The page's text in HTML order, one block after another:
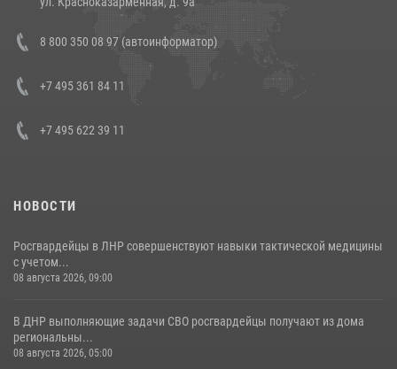
Состоялась рабочая встреча директора Росгвардии Героя России
генерала армии Виктора Золотова с заместителем полномочного
представителя Президента Российской Федерации в Северо-
Кавказском федеральном округе Виталием Кузнецовым
8 800 350 08 97 (автоинформатор)
+7 495 361 84 11
+7 495 622 39 11
НОВОСТИ
Росгвардейцы в ЛНР совершенствуют навыки тактической медицины
с учетом...
08 августа 2026, 09:00
В ДНР выполняющие задачи СВО росгвардейцы получают из дома
региональны...
08 августа 2026, 05:00